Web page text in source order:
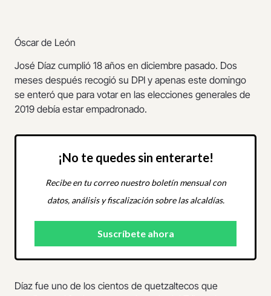
Óscar de León
José Díaz cumplió 18 años en diciembre pasado. Dos
meses después recogió su DPI y apenas este domingo
se enteró que para votar en las elecciones generales de
2019 debía estar empadronado.
¡No te quedes sin enterarte!
Recibe en tu correo nuestro boletín mensual con
datos, análisis y fiscalización sobre las alcaldías.
Díaz fue uno de los cientos de quetzaltecos que